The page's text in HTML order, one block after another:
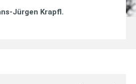
Jürgen Krapfl.